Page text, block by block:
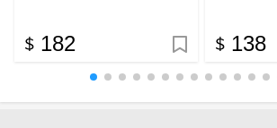
182 138